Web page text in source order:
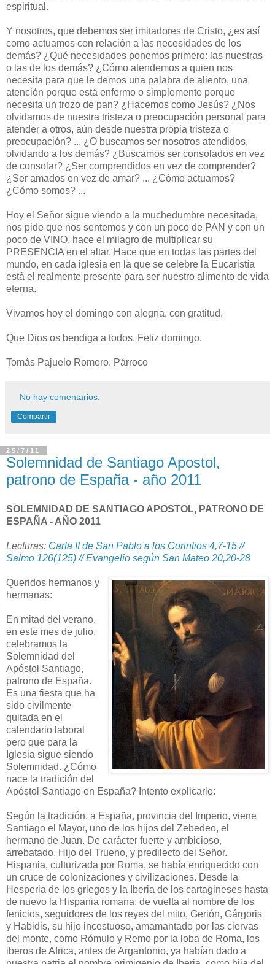
espiritual.
Y nosotros, que debemos ser imitadores de Cristo, ¿es así
como actuamos con relación a las necesidades de los
demás? ¿Qué necesidades ponemos primero: las nuestras
o las de los demás? ¿Cómo atendemos a quien nos
necesita para que le demos una palabra de aliento, una
atención porque está enfermo o simplemente porque
necesita un trozo de pan? ¿Hacemos como Jesús? ¿Nos
olvidamos de nuestra tristeza o preocupación personal para
atender a otros, aún desde nuestra propia tristeza o
preocupación? ... ¿O buscamos ser nosotros atendidos,
olvidando a los demás? ¿Buscamos ser consolados en vez
de consolar? ¿Ser comprendidos en vez de comprender?
¿Ser amados en vez de amar? ... ¿Cómo actuamos?
¿Cómo somos? ...
Hoy el Señor sigue viendo a la muchedumbre necesitada,
nos pide que nos sentemos y con un poco de PAN y con un
poco de VINO, hace el milagro de multiplicar su
PRESENCIA en el altar. Hace que en todas las partes del
mundo, en cada iglesia en la que se celebre la Eucaristía
está el realmente presente para ser nuestro alimento de vida
eterna.
Vivamos hoy el domingo con alegría, con gratitud.
Que Dios os bendiga a todos. Feliz domingo.
Tomás Pajuelo Romero. Párroco
No hay comentarios:
Compartir
25/7/11
Solemnidad de Santiago Apostol,
patrono de España - año 2011
SOLEMNIDAD DE SANTIAGO APOSTOL, PATRONO DE
ESPAÑA - AÑO 2011
Lecturas: Carta II de San Pablo a los Corintios 4,7-15 //
Salmo 126(125) // Evangelio según San Mateo 20,20-28
Queridos hermanos y
hermanas:
En mitad del verano,
en este mes de julio,
celebramos la
Solemnidad del
Apóstol Santiago,
patrono de España.
Es una fiesta que ha
sido civilmente
quitada en el
calendario laboral
pero que para la
Iglesia sigue siendo
Solemnidad. ¿Cómo
nace la tradición del
Apóstol Santiago en España? Intento explicarlo:
Según la tradición, a España, provincia del Imperio, viene
Santiago el Mayor, uno de los hijos del Zebedeo, el
hermano de Juan. De carácter fuerte y ambicioso,
arrebatado, Hijo del Trueno, y predilecto del Señor.
Hispania, culturizada por Roma, se había enriquecido con
un cruce de colonizaciones y civilizaciones. Desde la
Hesperia de los griegos y la Iberia de los cartagineses hasta
de nuevo la Hispania romana, de vuelta al nombre de los
fenicios, seguidores de los reyes del mito, Gerión, Gárgoris
y Habidis, su hijo incestuoso, amamantado por las ciervas
del monte, como Rómulo y Remo por la loba de Roma, los
iberos de Africa, antes de Argantonio, ya habían dado a